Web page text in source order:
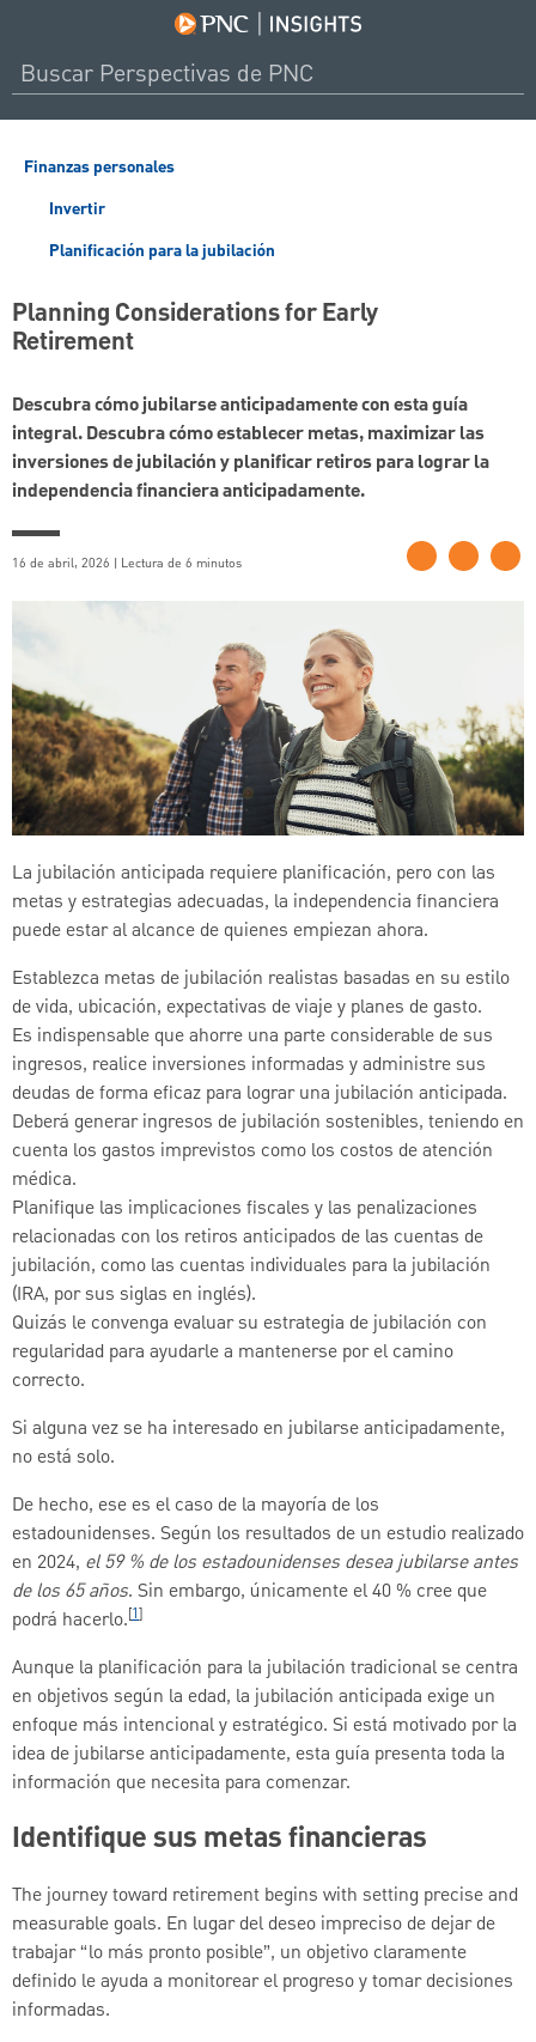
Finanzas personales
Invertir
Planificación para la jubilación
Planning Considerations for Early
Retirement
Descubra cómo jubilarse anticipadamente con esta guía
integral. Descubra cómo establecer metas, maximizar las
inversiones de jubilación y planificar retiros para lograr la
independencia financiera anticipadamente.
16 de abril, 2026 | Lectura de 6 minutos
La jubilación anticipada requiere planificación, pero con las
metas y estrategias adecuadas, la independencia financiera
puede estar al alcance de quienes empiezan ahora.
Establezca metas de jubilación realistas basadas en su estilo
de vida, ubicación, expectativas de viaje y planes de gasto.
Es indispensable que ahorre una parte considerable de sus
ingresos, realice inversiones informadas y administre sus
deudas de forma eficaz para lograr una jubilación anticipada.
Deberá generar ingresos de jubilación sostenibles, teniendo en
cuenta los gastos imprevistos como los costos de atención
médica.
Planifique las implicaciones fiscales y las penalizaciones
relacionadas con los retiros anticipados de las cuentas de
jubilación, como las cuentas individuales para la jubilación
(IRA, por sus siglas en inglés).
Quizás le convenga evaluar su estrategia de jubilación con
regularidad para ayudarle a mantenerse por el camino
correcto.
Si alguna vez se ha interesado en jubilarse anticipadamente,
no está solo.
De hecho, ese es el caso de la mayoría de los
estadounidenses. Según los resultados de un estudio realizado
en 2024, el 59 % de los estadounidenses desea jubilarse antes
de los 65 años. Sin embargo, únicamente el 40 % cree que
podrá hacerlo.[1]
Aunque la planificación para la jubilación tradicional se centra
en objetivos según la edad, la jubilación anticipada exige un
enfoque más intencional y estratégico. Si está motivado por la
idea de jubilarse anticipadamente, esta guía presenta toda la
información que necesita para comenzar.
Identifique sus metas financieras
The journey toward retirement begins with setting precise and
measurable goals. En lugar del deseo impreciso de dejar de
trabajar “lo más pronto posible”, un objetivo claramente
definido le ayuda a monitorear el progreso y tomar decisiones
informadas.